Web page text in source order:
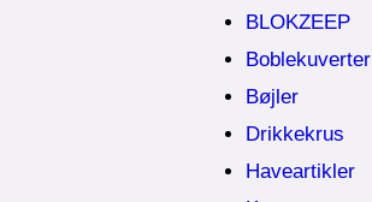
BLOKZEEP
Boblekuverter
Bøjler
Drikkekrus
Haveartikler